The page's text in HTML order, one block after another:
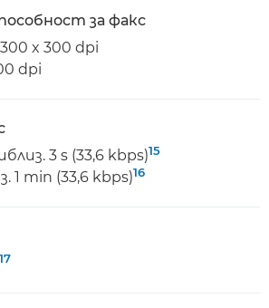
за факс
x 300 dpi
dpi
3 s (33,6 kbps)15
1 min (33,6 kbps)16
17